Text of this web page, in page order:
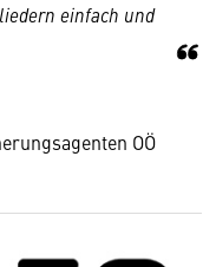
einfach und
OÖ